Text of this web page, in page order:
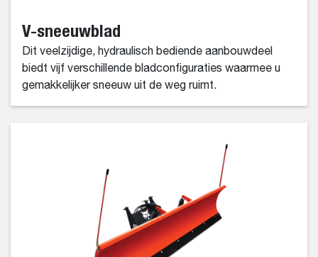
V-sneeuwblad
Dit veelzijdige, hydraulisch bediende aanbouwdeel
biedt vijf verschillende bladconfiguraties waarmee u
gemakkelijker sneeuw uit de weg ruimt.